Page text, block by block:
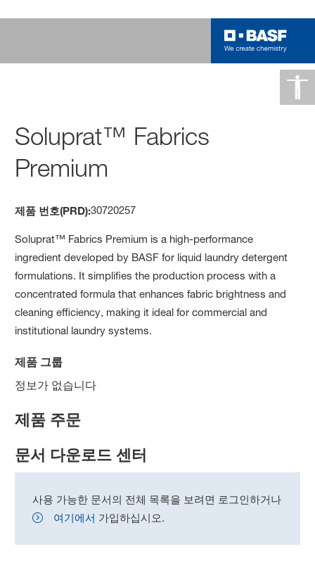
Soluprat™ Fabrics
Premium
제품 번호(PRD):30720257
Soluprat™ Fabrics Premium is a high-performance
ingredient developed by BASF for liquid laundry detergent
formulations. It simplifies the production process with a
concentrated formula that enhances fabric brightness and
cleaning efficiency, making it ideal for commercial and
institutional laundry systems.
제품 그룹
정보가 없습니다
제품 주문
문서 다운로드 센터
사용 가능한 문서의 전체 목록을 보려면 로그인하거나
여기에서 가입하십시오.